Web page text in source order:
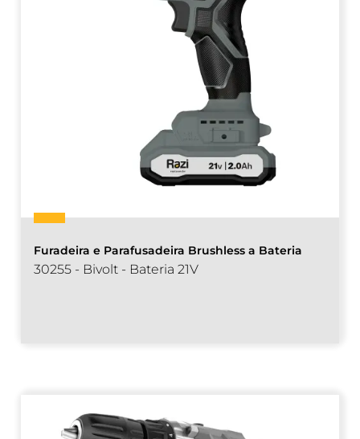
Furadeira e Parafusadeira Brushless a Bateria
30255 - Bivolt - Bateria 21V